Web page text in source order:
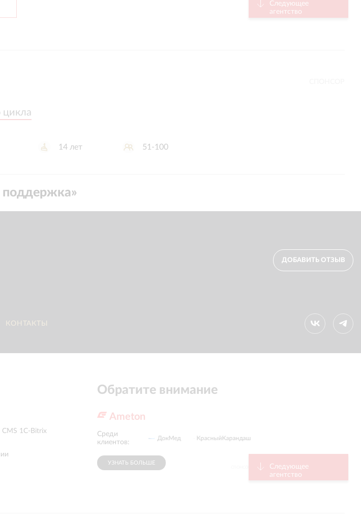
Следующее
агентство
цикла
цикла
14 лет 51-100
поддержка»
ДОБАВИТЬ ОТЗЫВ
КОНТАКТЫ
CMS 1C-Bitrix
Обратите внимание
Ameton
Среди
клиентов:
Вкусвилл ДокМед КрасныйКарандаш
УЗНАТЬ БОЛЬШЕ
Следующее
агентство